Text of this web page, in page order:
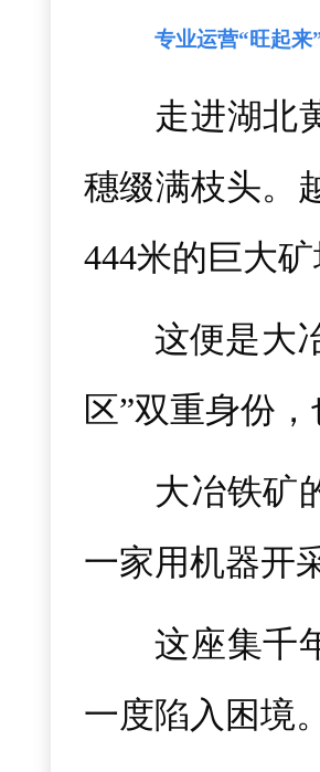
专业运营“旺起来
走进湖北
穗缀满枝头。
444米的巨大
这便是大
区”双重身份
大冶铁矿
一家用机器开
这座集千
一度陷入困境。